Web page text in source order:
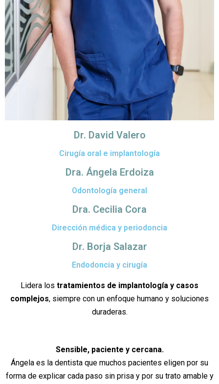
Dr. David Valero
Cirugía oral e implantología
Dra. Ángela Erdoiza
Odontología general
Dra. Cecilia Cora
Dirección médica y periodoncia
Dr. Borja Salazar
Endodoncia y cirugía
Lidera los tratamientos de implantología y casos
complejos, siempre con un enfoque humano y soluciones
duraderas.
Sensible, paciente y cercana.
Ángela es la dentista que muchos pacientes eligen por su
forma de explicar cada paso sin prisa y por su trato amable y